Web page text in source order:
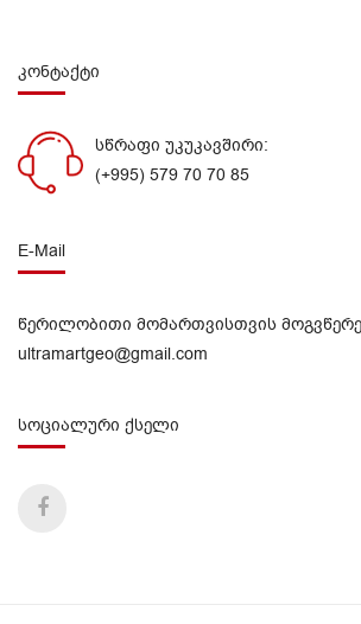
კონტაქტი
სწრაფი უკუკავშირი:
(+995) 579 70 70 85
E-Mail
წერილობითი მომართვისთვის
ultramartgeo@gmail.com
სოციალური ქსელი